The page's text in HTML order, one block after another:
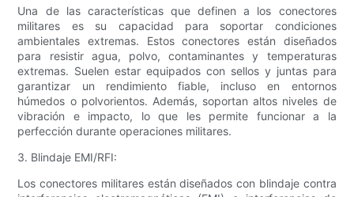
Una de las características que definen a los conectores
militares es su capacidad para soportar condiciones
ambientales extremas. Estos conectores están diseñados
para resistir agua, polvo, contaminantes y temperaturas
extremas. Suelen estar equipados con sellos y juntas para
garantizar un rendimiento fiable, incluso en entornos
húmedos o polvorientos. Además, soportan altos niveles de
vibración e impacto, lo que les permite funcionar a la
perfección durante operaciones militares.
3. Blindaje EMI/RFI:
Los conectores militares están diseñados con blindaje contra